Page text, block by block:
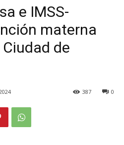
e IMSS-
materna
de
0
387